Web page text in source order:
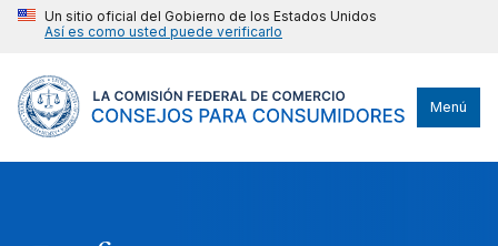
Un sitio oficial del Gobierno de los Estados Unidos
Así es como usted puede verificarlo
Menú